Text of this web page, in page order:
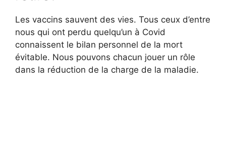
Les vaccins sauvent des vies. Tous ceux d’entre
nous qui ont perdu quelqu’un à Covid
connaissent le bilan personnel de la mort
évitable. Nous pouvons chacun jouer un rôle
dans la réduction de la charge de la maladie.